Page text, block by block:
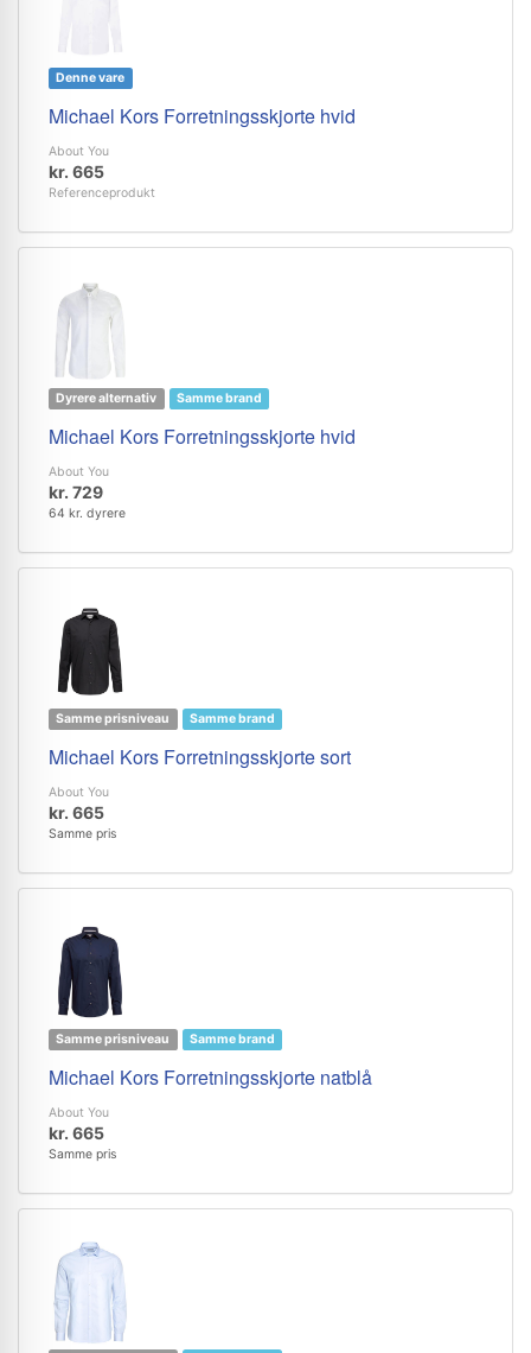
Denne vare
Michael Kors Forretningsskjorte hvid
About You
kr. 665
Referenceprodukt
Dyrere alternativ Samme brand
Michael Kors Forretningsskjorte hvid
About You
kr. 729
64 kr. dyrere
Samme prisniveau Samme brand
Michael Kors Forretningsskjorte sort
About You
kr. 665
Samme pris
Samme prisniveau Samme brand
Michael Kors Forretningsskjorte natblå
About You
kr. 665
Samme pris